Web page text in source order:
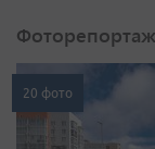
Фоторепортаж
20 фото